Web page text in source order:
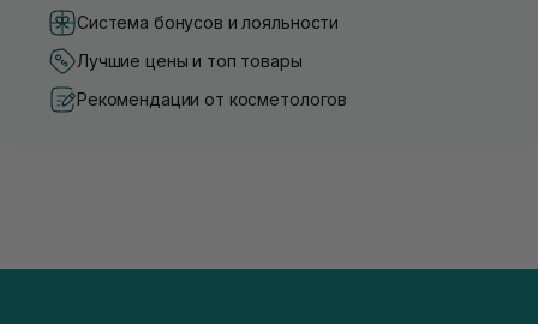
Система бонусов и лояльности
Лучшие цены и топ товары
Рекомендации от косметологов